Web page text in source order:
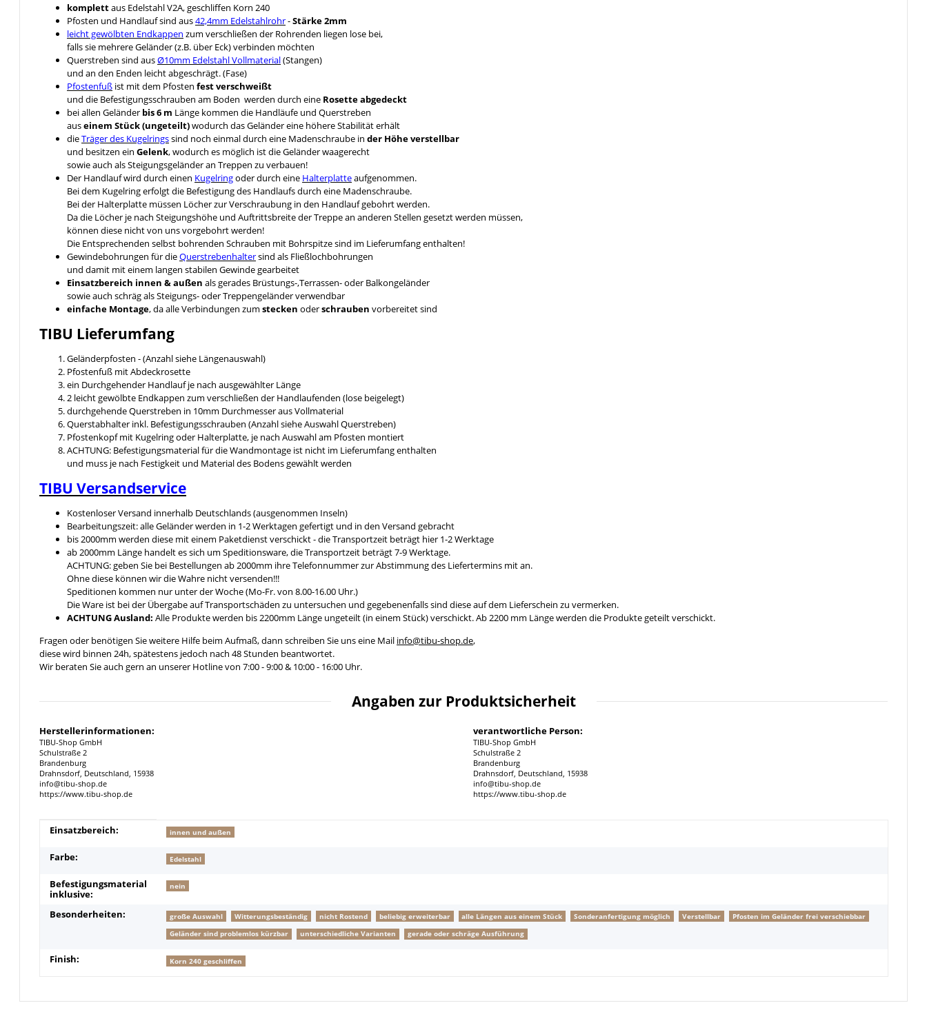
komplettaus Edelstahl V2A, geschliffen Korn 240
Pfosten und Handlauf sind aus42,4mm Edelstahlrohr-Stärke 2mm
leicht gewölbten Endkappen zum verschließen der Rohrenden liegen lose bei,
falls sie mehrere Geländer (z.B. über Eck) verbinden möchten
Querstreben sind ausØ10mm Edelstahl Vollmaterial(Stangen)
und an den Enden leicht abgeschrägt. (Fase)
Pfostenfuß ist mit dem Pfosten fest verschweißt
und die Befestigungsschrauben am Boden werden durch eine Rosette abgedeckt
bei allen Geländer bis 6 m Länge kommen die Handläufe und Querstreben
auseinem Stück (ungeteilt)wodurch das Geländer eine höhere Stabilität erhält
dieTräger des Kugelringssind noch einmal durch eine Madenschraube in der Höhe verstellbar
und besitzen ein Gelenk, wodurch es möglich ist die Geländer waagerecht
sowie auch als Steigungsgeländer an Treppen zu verbauen!
Der Handlauf wird durch einen Kugelringoder durch eine Halterplatteaufgenommen.
Bei dem Kugelring erfolgt die Befestigung des Handlaufs durch eine Madenschraube.
Bei der Halterplatte müssen Löcher zur Verschraubung in den Handlauf gebohrt werden.
Da die Löcher je nach Steigungshöhe und Auftrittsbreite der Treppe an anderen Stellen gesetzt werden müssen,
können diese nicht von uns vorgebohrt werden!
Die Entsprechenden selbst bohrenden Schrauben mit Bohrspitze sind im Lieferumfang enthalten!
Gewindebohrungen für dieQuerstrebenhaltersind als Fließlochbohrungen
und damit mit einem langen stabilen Gewinde gearbeitet
Einsatzbereich innen & außen als gerades Brüstungs-,Terrassen- oder Balkongeländer
sowie auch schräg als Steigungs- oder Treppengeländer verwendbar
einfache Montage, da alle Verbindungen zum stecken oderschrauben vorbereitet sind
TIBU Lieferumfang
Geländerpfosten - (Anzahl siehe Längenauswahl)
Pfostenfuß mit Abdeckrosette
ein Durchgehender Handlauf je nach ausgewählter Länge
2 leicht gewölbte Endkappen zum verschließen der Handlaufenden (lose beigelegt)
durchgehende Querstreben in 10mm Durchmesser aus Vollmaterial
Querstabhalter inkl. Befestigungsschrauben (Anzahl siehe Auswahl Querstreben)
Pfostenkopf mit Kugelring oder Halterplatte, je nach Auswahl am Pfosten montiert
ACHTUNG: Befestigungsmaterial für die Wandmontage ist nicht im Lieferumfang enthalten
und muss je nach Festigkeit und Material des Bodens gewählt werden
TIBU Versandservice
Kostenloser Versand innerhalb Deutschlands (ausgenommen Inseln)
Bearbeitungszeit: alle Geländer werden in 1-2 Werktagen gefertigt und in den Versand gebracht
bis 2000mm werden diese mit einem Paketdienst verschickt - die Transportzeit beträgt hier 1-2 Werktage
ab 2000mm Länge handelt es sich um Speditionsware, die Transportzeit beträgt 7-9 Werktage.
ACHTUNG: geben Sie bei Bestellungen ab 2000mm ihre Telefonnummer zur Abstimmung des Liefertermins mit an.
Ohne diese können wir die Wahre nicht versenden!!!
Speditionen kommen nur unter der Woche (Mo-Fr. von 8.00-16.00 Uhr.)
Die Ware ist bei der Übergabe auf Transportschäden zu untersuchen und gegebenenfalls sind diese auf dem Lieferschein zu vermerken.
ACHTUNG Ausland: Alle Produkte werden bis 2200mm Länge ungeteilt (in einem Stück) verschickt. Ab 2200 mm Länge werden die Produkte geteilt verschickt.
Fragen oder benötigen Sie weitere Hilfe beim Aufmaß, dann schreiben Sie uns eine Mail info@tibu-shop.de,
diese wird binnen 24h, spätestens jedoch nach 48 Stunden beantwortet.
Wir beraten Sie auch gern an unserer Hotline von 7:00 - 9:00 & 10:00 - 16:00 Uhr.
Angaben zur Produktsicherheit
Herstellerinformationen:
TIBU-Shop GmbH
Schulstraße 2
Brandenburg
Drahnsdorf, Deutschland, 15938
info@tibu-shop.de
https://www.tibu-shop.de
verantwortliche Person:
TIBU-Shop GmbH
Schulstraße 2
Brandenburg
Drahnsdorf, Deutschland, 15938
info@tibu-shop.de
https://www.tibu-shop.de
Produkteigenschaft
Wert
Einsatzbereich: innen und außen
Farbe: Edelstahl
Befestigungsmaterial
inklusive:
nein
Besonderheiten: große Auswahl Witterungsbeständig nicht Rostend beliebig erweiterbar alle Längen aus einem Stück Sonderanfertigung möglich Verstellbar
Pfosten im Geländer frei verschiebbar
Geländer sind problemlos kürzbar
unterschiedliche Varianten gerade oder schräge Ausführung
Finish: Korn 240 geschliffen